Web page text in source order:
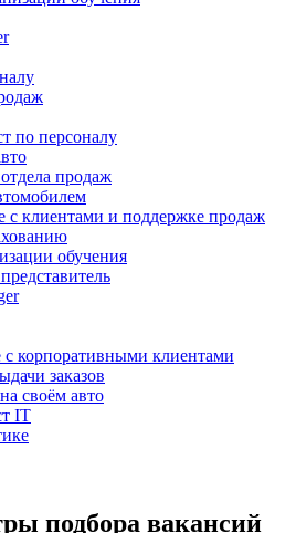
по персоналу
продаж
с клиентами и поддержке продаж
обучения
с корпоративными клиентами
заказов
своём авто
IT
подбора вакансий